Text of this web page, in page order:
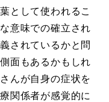
として使われるこ
意味での確立され
されているかと問
面もあるかもしれ
んが自身の症状を
関係者が感覚的に